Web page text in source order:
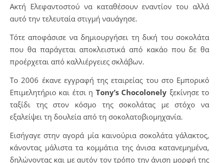
Ακτή Ελεφαντοστού να καταθέσουν εναντίον του αλλά
αυτό την τελευταία στιγμή ναυάγησε.
Τότε αποφάσισε να δημιουργήσει τη δική του σοκολάτα
που θα παράγεται αποκλειστικά από κακάο που δε θα
προέρχεται από καλλιέργειες σκλάβων.
Το 2006 έκανε εγγραφή της εταιρείας του στο Εμπορικό
Επιμελητήριο και έτσι η Tony’s Chocolonely ξεκίνησε το
ταξίδι της στον κόσμο της σοκολάτας με στόχο να
εξαλείψει τη δουλεία από τη σοκολατοβιομηχανία.
Εισήγαγε στην αγορά μία καινούρια σοκολάτα γάλακτος,
κάνοντας μάλιστα τα κομμάτια της άνισα κατανεμημένα,
δηλώνοντας και με αυτόν τον τρόπο την άνιση μορφή της